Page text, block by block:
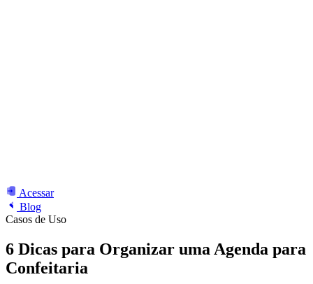
Acessar
Blog
Casos de Uso
6 Dicas para Organizar uma Agenda para
Confeitaria